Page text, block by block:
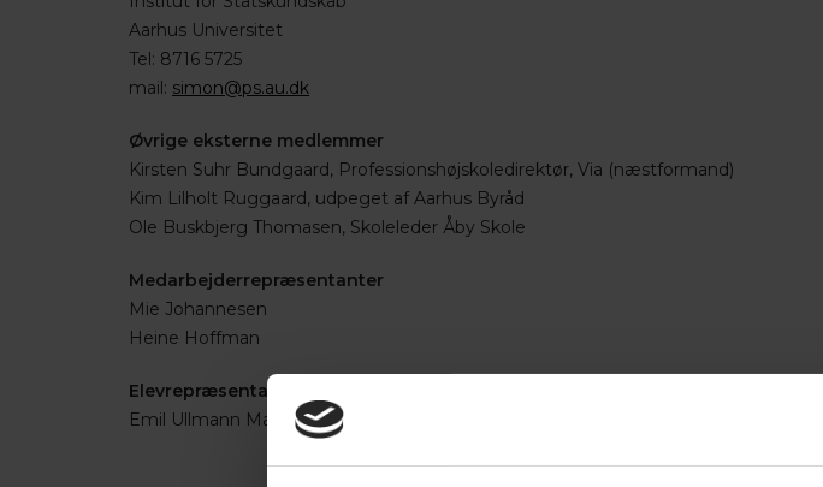
Aarhus Universitet
Tel: 8716 5725
mail: simon@ps.au.dk
Øvrige eksterne medlemmer
Kirsten Suhr Bundgaard, Professionshøjskoledirektør, Via (næstformand)
Kim Lilholt Ruggaard, udpeget af Aarhus Byråd
Ole Buskbjerg Thomasen, Skoleleder Åby Skole
Medarbejderrepræsentanter
Mie Johannesen
Heine Hoffman
Elevrepræsentanter
Emil Ullmann Mathiasen